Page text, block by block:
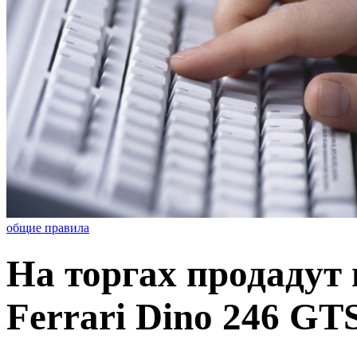
общие правила
На торгах
Ferrari Dino 246